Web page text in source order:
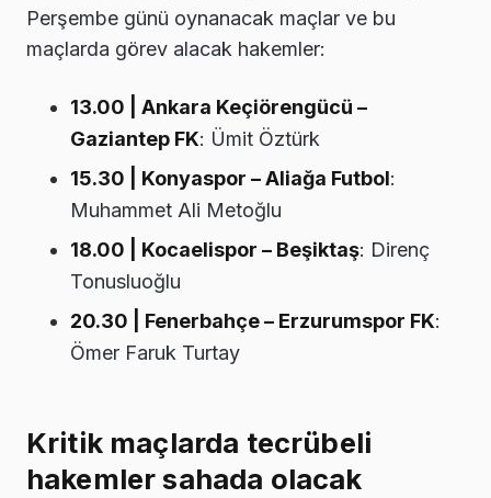
Perşembe günü oynanacak maçlar ve bu
maçlarda görev alacak hakemler:
13.00 | Ankara Keçiörengücü –
Gaziantep FK: Ümit Öztürk
15.30 | Konyaspor – Aliağa Futbol:
Muhammet Ali Metoğlu
18.00 | Kocaelispor – Beşiktaş: Direnç
Tonusluoğlu
20.30 | Fenerbahçe – Erzurumspor FK:
Ömer Faruk Turtay
Kritik maçlarda tecrübeli
hakemler sahada olacak